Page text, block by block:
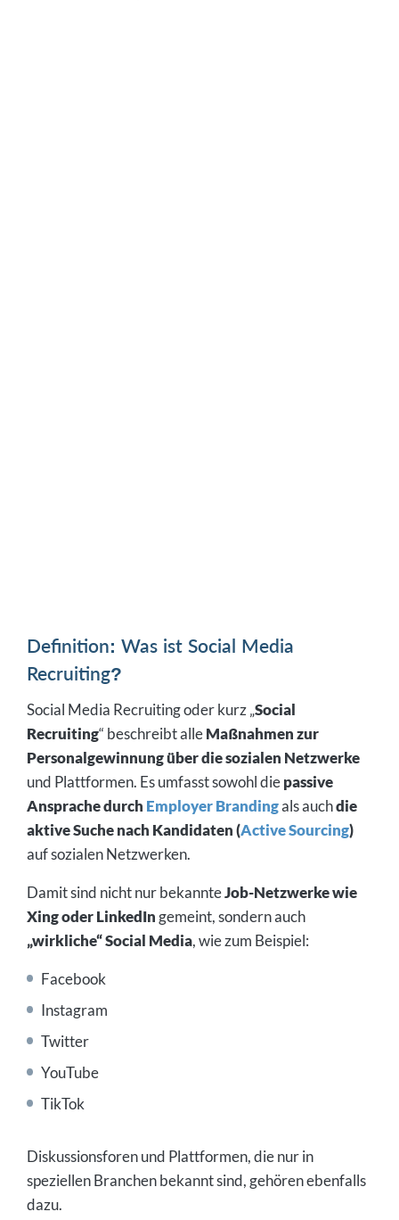
Definition: Was ist Social Media
Recruiting?
Social Media Recruiting oder kurz „Social
Recruiting“ beschreibt alleMaßnahmen zur
Personalgewinnung über die sozialen Netzwerke
und Plattformen. Es umfasst sowohl diepassive
Ansprache durch Employer Brandingals auchdie
aktive Suche nach Kandidaten (Active Sourcing)
auf sozialen Netzwerken.
Damit sind nicht nur bekannteJob-Netzwerke wie
Xing oder LinkedIn gemeint, sondern auch
„wirkliche“ Social Media, wie zum Beispiel:
Facebook
Instagram
Twitter
YouTube
TikTok
Diskussionsforen und Plattformen, die nur in
speziellen Branchen bekannt sind, gehören ebenfalls
dazu.